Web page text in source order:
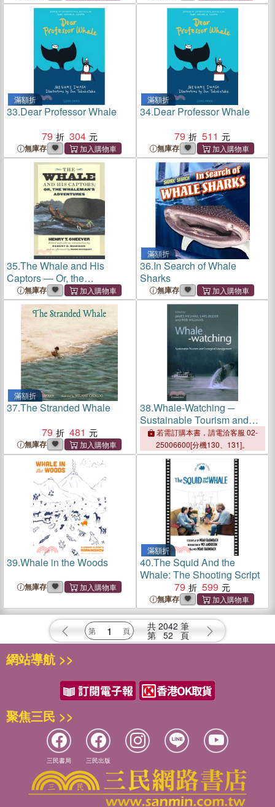
滿額折
33.Dear Professor Whale
79
304
無庫存
滿額折
34.Dear Professor Whale
79
511
無庫存
35.The Whale and His
Captors ― Or, the
Whaleman's Adventures
無庫存
滿額折
36.In Search of Whale
Sharks
無庫存
滿額折
37.The Stranded Whale
79
481
無庫存
38.Whale-Watching ─
Sustainable Tourism and
Ecological Management
若需訂購本書，請電洽客服 02-
25006600[分機130、131]。
39.Whale in the Woods
無庫存
滿額折
40.The Squid And the
Whale: The Shooting Script
79
599
無庫存
共 2042 筆
第 52 頁
網站導航 >>
聚焦三民 >>
三民書局 三民出版